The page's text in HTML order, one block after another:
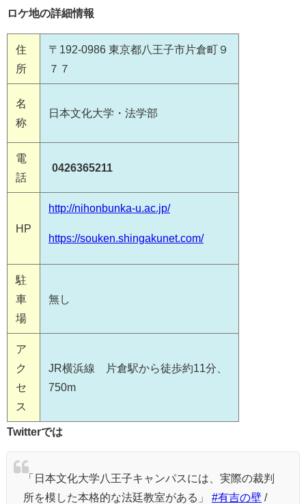
ロケ地の詳細情報
住
所
〒192-0986 東京都八王子市片倉町９
７７
名
称
日本文化大学・法学部
電
話
0426365211
HP
http://nihonbunka-u.ac.jp/
https://souken.shingakunet.com/
駐
車
場
無し
ア
ク
セ
ス
JR横浜線 片倉駅から徒歩約11分、
750m
Twitterでは
「日本文化大学八王子キャンパスには、実際の裁判
所を模した本格的な法廷教室がある」 #有吉の壁 /